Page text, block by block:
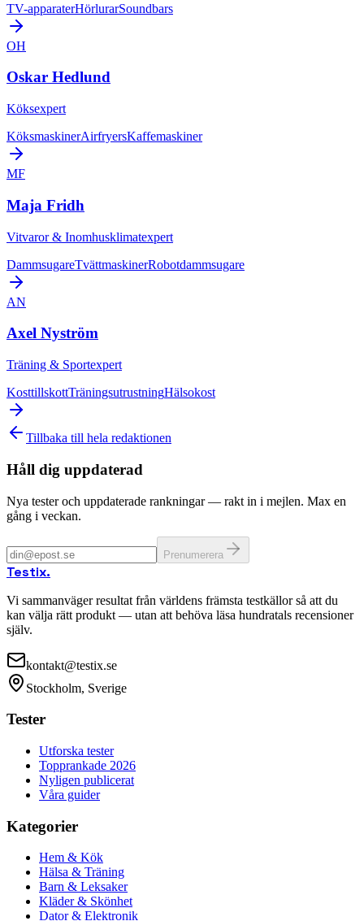
TV-apparaterHörlurarSoundbars
OH
Oskar Hedlund
Köksexpert
KöksmaskinerAirfryersKaffemaskiner
MF
Maja Fridh
Vitvaror & Inomhusklimatexpert
DammsugareTvättmaskinerRobotdammsugare
AN
Axel Nyström
Träning & Sportexpert
KosttillskottTräningsutrustningHälsokost
Tillbaka till hela redaktionen
Håll dig uppdaterad
Nya tester och uppdaterade rankningar — rakt in i mejlen. Max en
gång i veckan.
Prenumerera
Testix.
Vi sammanväger resultat från världens främsta testkällor så att du
kan välja rätt produkt — utan att behöva läsa hundratals recensioner
själv.
kontakt@testix.se
Stockholm, Sverige
Tester
Utforska tester
Topprankade 2026
Nyligen publicerat
Våra guider
Kategorier
Hem & Kök
Hälsa & Träning
Barn & Leksaker
Kläder & Skönhet
Dator & Elektronik